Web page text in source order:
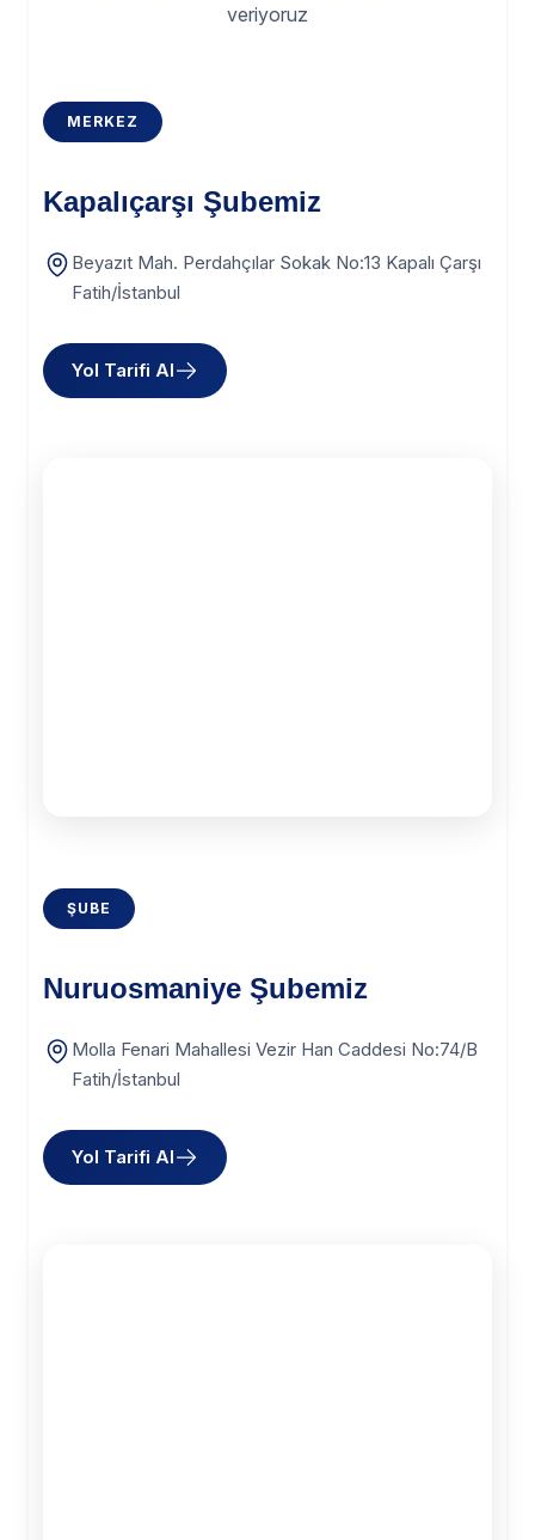
veriyoruz
MERKEZ
Kapalıçarşı Şubemiz
Beyazıt Mah. Perdahçılar Sokak No:13 Kapalı Çarşı
Fatih/İstanbul
Yol Tarifi Al
ŞUBE
Nuruosmaniye Şubemiz
Molla Fenari Mahallesi Vezir Han Caddesi No:74/B
Fatih/İstanbul
Yol Tarifi Al